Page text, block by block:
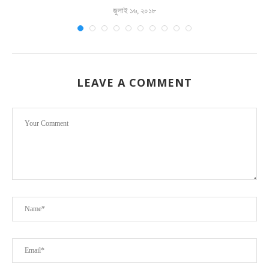
জুলাই ১৬, ২০১৮
LEAVE A COMMENT